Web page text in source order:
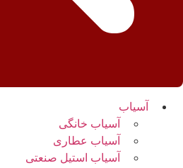
آسیاب
آسیاب خانگی
آسیاب عطاری
آسیاب استیل صنعتی